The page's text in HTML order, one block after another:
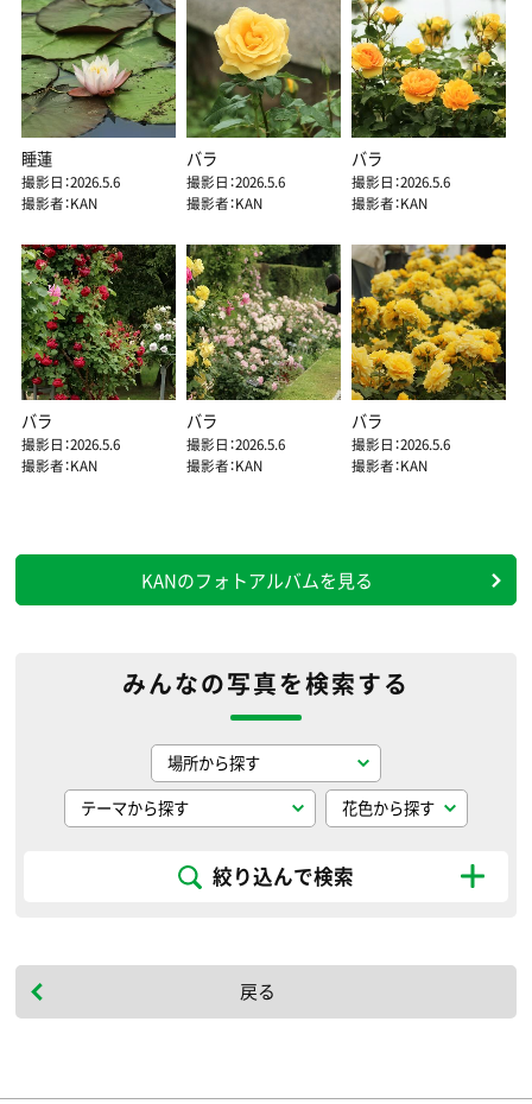
睡蓮
撮影日：2026.5.6
撮影者：KAN
バラ
撮影日：2026.5.6
撮影者：KAN
バラ
撮影日：2026.5.6
撮影者：KAN
バラ
撮影日：2026.5.6
撮影者：KAN
バラ
撮影日：2026.5.6
撮影者：KAN
バラ
撮影日：2026.5.6
撮影者：KAN
KANのフォトアルバムを見る
みんなの写真を検索する
絞り込んで検索
戻る